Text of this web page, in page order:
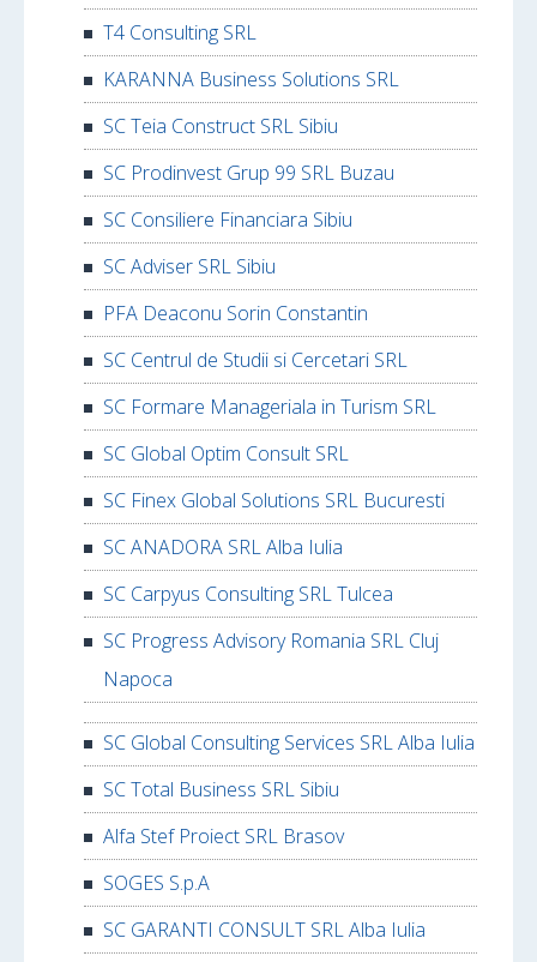
T4 Consulting SRL
KARANNA Business Solutions SRL
SC Teia Construct SRL Sibiu
SC Prodinvest Grup 99 SRL Buzau
SC Consiliere Financiara Sibiu
SC Adviser SRL Sibiu
PFA Deaconu Sorin Constantin
SC Centrul de Studii si Cercetari SRL
SC Formare Manageriala in Turism SRL
SC Global Optim Consult SRL
SC Finex Global Solutions SRL Bucuresti
SC ANADORA SRL Alba Iulia
SC Carpyus Consulting SRL Tulcea
SC Progress Advisory Romania SRL Cluj
Napoca
SC Global Consulting Services SRL Alba Iulia
SC Total Business SRL Sibiu
Alfa Stef Proiect SRL Brasov
SOGES S.p.A
SC GARANTI CONSULT SRL Alba Iulia